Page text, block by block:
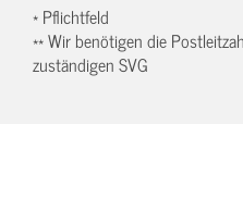
* Pflichtfeld
** Wir benötigen die
zuständigen SVG